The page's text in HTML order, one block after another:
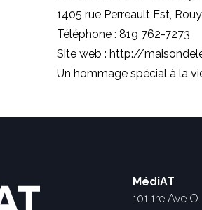
1405 rue Perreault Est,
Téléphone : 819 762-7273
Site web : http://
Un hommage spécial à la
MédiAT
101 1re Ave O